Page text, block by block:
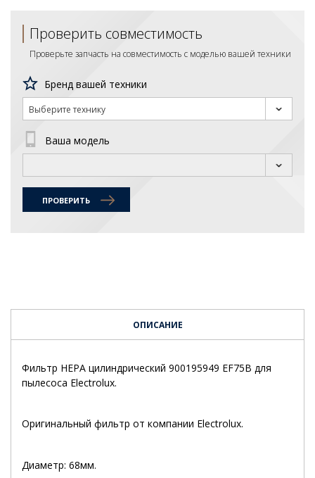
Проверить совместимость
Проверьте запчасть на совместимость с моделью вашей техники
Бренд вашей техники
Выберите технику
Ваша модель
ПРОВЕРИТЬ
ОПИСАНИЕ
Фильтр HEPA цилиндрический 900195949 EF75B для
пылесоса Electrolux.
Оригинальный фильтр от компании Electrolux.
Диаметр: 68мм.